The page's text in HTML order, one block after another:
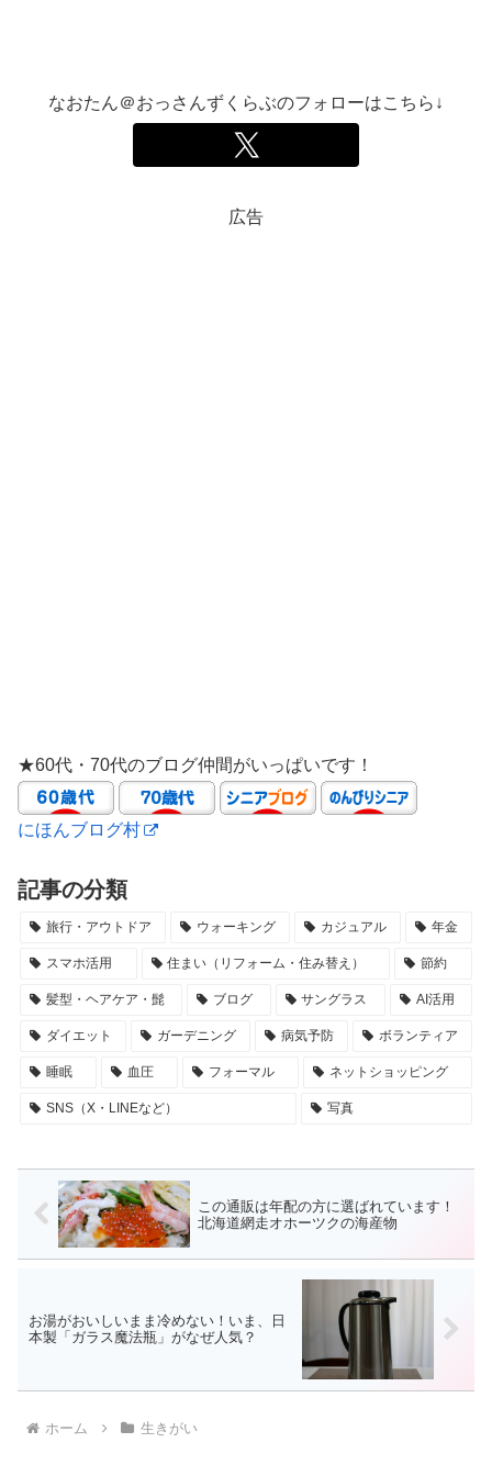
なおたん＠おっさんずくらぶのフォローはこちら↓
広告
★60代・70代のブログ仲間がいっぱいです！
にほんブログ村
記事の分類
旅行・アウトドア ウォーキング カジュアル 年金
スマホ活用 住まい（リフォーム・住み替え） 節約
髪型・ヘアケア・髭 ブログ サングラス AI活用
ダイエット ガーデニング 病気予防 ボランティア
睡眠 血圧 フォーマル ネットショッピング
SNS（X・LINEなど） 写真
この通販は年配の方に選ばれています！
北海道網走オホーツクの海産物
お湯がおいしいまま冷めない！いま、日
本製「ガラス魔法瓶」がなぜ人気？
ホーム 生きがい